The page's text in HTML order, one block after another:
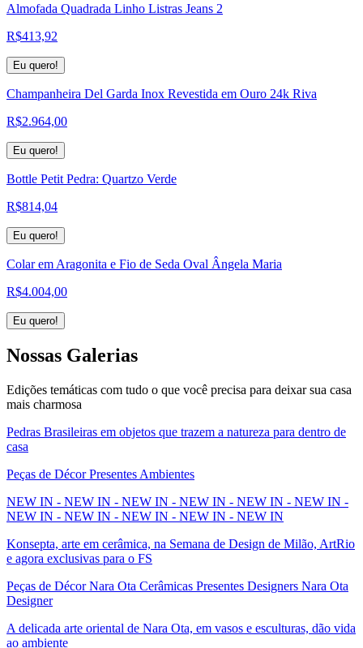
Almofada Quadrada Linho Listras Jeans 2
R$413,92
Eu quero!
Champanheira Del Garda Inox Revestida em Ouro 24k Riva
R$2.964,00
Eu quero!
Bottle Petit Pedra: Quartzo Verde
R$814,04
Eu quero!
Colar em Aragonita e Fio de Seda Oval Ângela Maria
R$4.004,00
Eu quero!
Nossas Galerias
Edições temáticas com tudo o que você precisa para deixar sua casa
mais charmosa
Pedras Brasileiras em objetos que trazem a natureza para dentro de
casa
Peças de Décor Presentes Ambientes
NEW IN - NEW IN - NEW IN - NEW IN - NEW IN - NEW IN -
NEW IN - NEW IN - NEW IN - NEW IN - NEW IN
Konsepta, arte em cerâmica, na Semana de Design de Milão, ArtRio
e agora exclusivas para o FS
Peças de Décor Nara Ota Cerâmicas Presentes Designers Nara Ota
Designer
A delicada arte oriental de Nara Ota, em vasos e esculturas, dão vida
ao ambiente